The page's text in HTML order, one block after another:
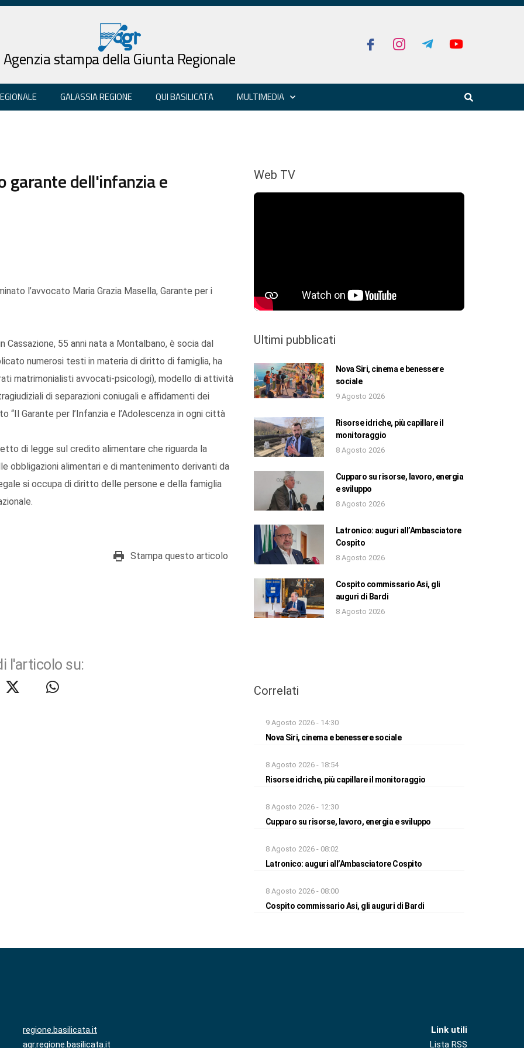
Agenzia stampa della Giunta Regionale
GALASSIA REGIONE QUI BASILICATA MULTIMEDIA
garante dell'infanzia e
l’avvocato Maria Grazia Masella, Garante per i
55 anni nata a Montalbano, è socia dal
numerosi testi in materia di diritto di famiglia, ha
matrimonialisti avvocati-psicologi), modello di attività
di separazioni coniugali e affidamenti dei
“Il Garante per l’Infanzia e l’Adolescenza in ogni città
di legge sul credito alimentare che riguarda la
obbligazioni alimentari e di mantenimento derivanti da
si occupa di diritto delle persone e della famiglia
Stampa questo articolo
l'articolo su:
Web TV
Ultimi pubblicati
Nova Siri, cinema e benessere
sociale
9 Agosto 2026
Risorse idriche, più capillare il
monitoraggio
8 Agosto 2026
Cupparo su risorse, lavoro, energia
e sviluppo
8 Agosto 2026
Latronico: auguri all’Ambasciatore
Cospito
8 Agosto 2026
Cospito commissario Asi, gli
auguri di Bardi
8 Agosto 2026
Correlati
9 Agosto 2026 - 14:30
Nova Siri, cinema e benessere sociale
8 Agosto 2026 - 18:54
Risorse idriche, più capillare il monitoraggio
8 Agosto 2026 - 12:30
Cupparo su risorse, lavoro, energia e sviluppo
8 Agosto 2026 - 08:02
Latronico: auguri all’Ambasciatore Cospito
8 Agosto 2026 - 08:00
Cospito commissario Asi, gli auguri di Bardi
regione.basilicata.it
agr.regione.basilicata.it
Link utili
Lista RSS